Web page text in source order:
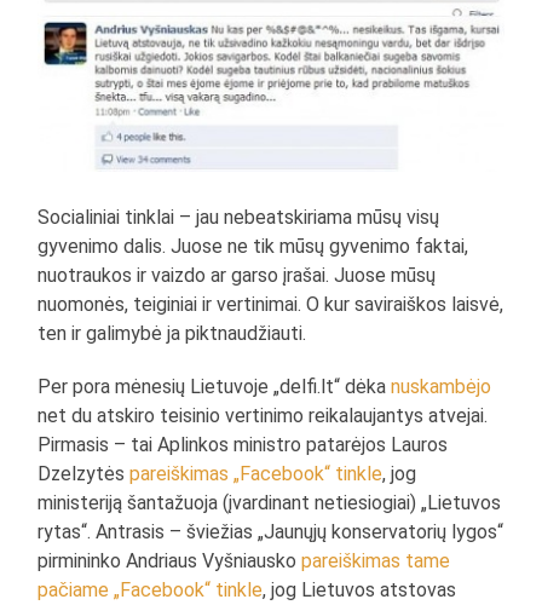
Socialiniai tinklai – jau nebeatskiriama mūsų visų
gyvenimo dalis. Juose ne tik mūsų gyvenimo faktai,
nuotraukos ir vaizdo ar garso įrašai. Juose mūsų
nuomonės, teiginiai ir vertinimai. O kur saviraiškos laisvė,
ten ir galimybė ja piktnaudžiauti.
Per pora mėnesių Lietuvoje „delfi.lt“ dėkanuskambėjo
net du atskiro teisinio vertinimo reikalaujantys atvejai.
Pirmasis – tai Aplinkos ministro patarėjos Lauros
Dzelzytėspareiškimas „Facebook“ tinkle, jog
ministeriją šantažuoja (įvardinant netiesiogiai) „Lietuvos
rytas“. Antrasis – šviežias „Jaunųjų konservatorių lygos“
pirmininko Andriaus Vyšniauskopareiškimas tame
pačiame „Facebook“ tinkle, jog Lietuvos atstovas